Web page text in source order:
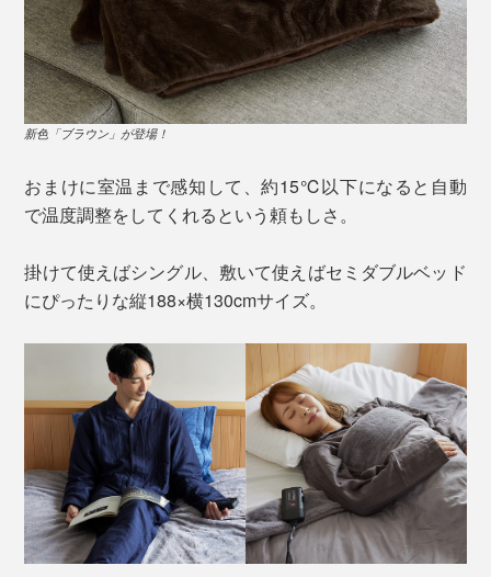
新色「ブラウン」が登場！
おまけに室温まで感知して、約15℃以下になると自動
で温度調整をしてくれるという頼もしさ。
掛けて使えばシングル、敷いて使えばセミダブルベッド
にぴったりな縦188×横130cmサイズ。